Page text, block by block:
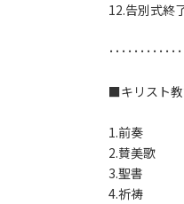
12.告別式終
･･･････････
■キリスト
1.前奏
2.賛美歌
3.聖書
4.祈祷